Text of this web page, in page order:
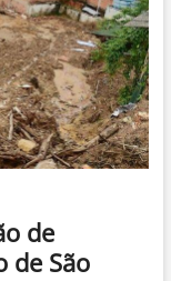
de
de São